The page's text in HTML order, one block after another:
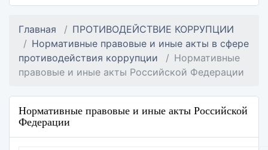
Главная
ПРОТИВОДЕЙСТВИЕ КОРРУПЦИИ
Нормативные правовые и иные акты в сфере
противодействия коррупции
Нормативные
правовые и иные акты Российской Федерации
Нормативные правовые и иные акты Российской
Федерации